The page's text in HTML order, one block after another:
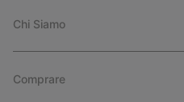
Chi Siamo
Comprare